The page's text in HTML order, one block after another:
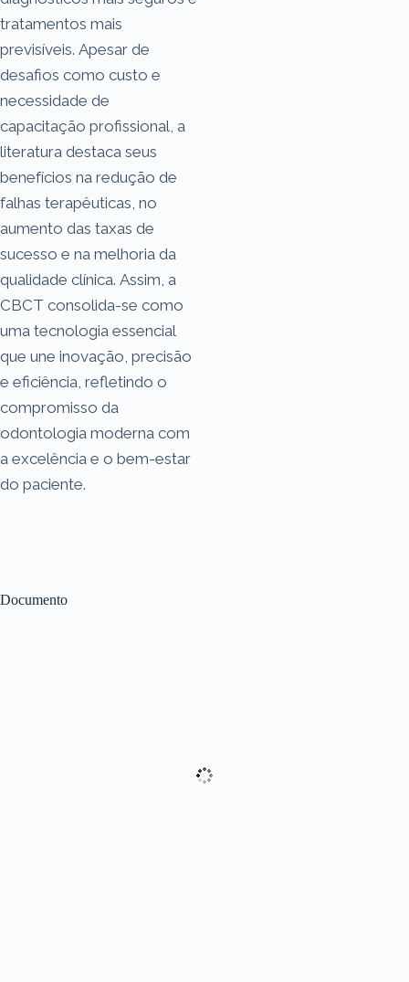
Documento
tratamentos mais
previsíveis. Apesar de
desafios como custo e
necessidade de
capacitação profissional, a
literatura destaca seus
benefícios na redução de
falhas terapêuticas, no
aumento das taxas de
sucesso e na melhoria da
qualidade clínica. Assim, a
CBCT consolida-se como
uma tecnologia essencial
que une inovação, precisão
e eficiência, refletindo o
compromisso da
odontologia moderna com
a excelência e o bem-estar
do paciente.